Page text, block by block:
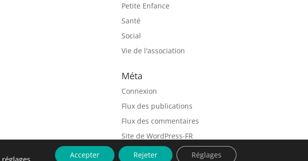
Petite Enfance
Santé
Social
Vie de l'association
Méta
Connexion
Flux des publications
Flux des commentaires
Site de WordPress-FR
Accepter Rejeter Réglages